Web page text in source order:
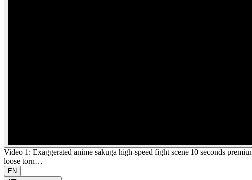
Video 1: Exaggerated anime sakuga high-speed fight scene 10 seconds
loose torn…
EN